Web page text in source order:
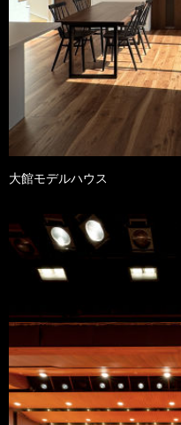
大館モデルハウス